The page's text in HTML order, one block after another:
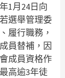
1月24日向
選舉管理委
履行職務，
員替補，因
成員資格作
高逾3年徒